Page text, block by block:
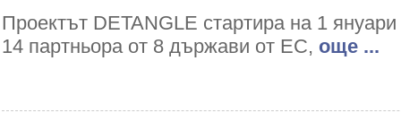
Проектът DETANGLE стартира на 1
14 партньора от 8 държави от ЕС, oще ...